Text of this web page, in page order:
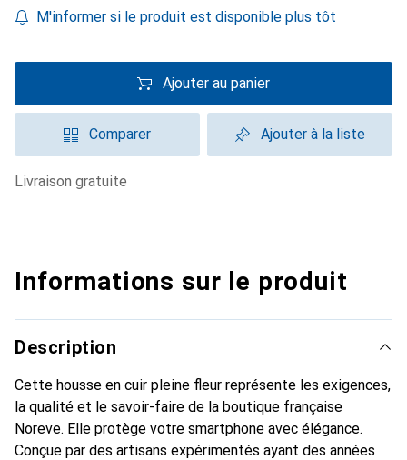
M'informer si le produit est disponible plus tôt
Ajouter au panier
Comparer Ajouter à la liste
livraison gratuite
Informations sur le produit
Description
Cette housse en cuir pleine fleur représente les exigences,
la qualité et le savoir-faire de la boutique française
Noreve. Elle protège votre smartphone avec élégance.
Conçue par des artisans expérimentés ayant des années